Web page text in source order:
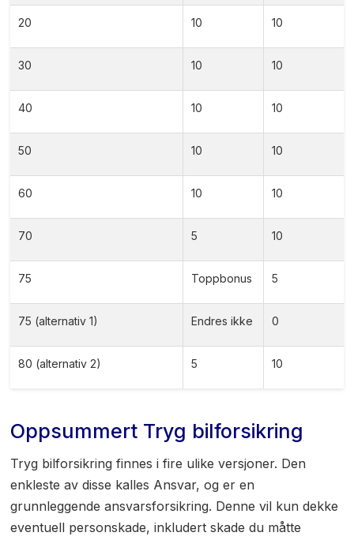
20 10 10
30 10 10
40 10 10
50 10 10
60 10 10
70 5 10
75 Toppbonus 5
75 (alternativ 1) Endres ikke 0
80 (alternativ 2) 5 10
Oppsummert Tryg bilforsikring
Tryg bilforsikring finnes i fire ulike versjoner. Den
enkleste av disse kalles Ansvar, og er en
grunnleggende ansvarsforsikring. Denne vil kun dekke
eventuell personskade, inkludert skade du måtte